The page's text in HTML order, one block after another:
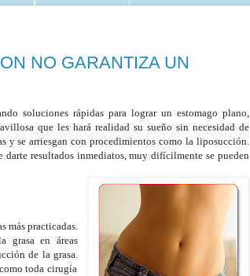
NO GARANTIZA UN
soluciones rápidas para lograr un estomago plano,
que les hará realidad su sueño sin necesidad de
y se arriesgan con procedimientos como la liposucción.
resultados inmediatos, muy difícilmente se pueden
más practicadas.
grasa en áreas
de la grasa.
toda cirugía